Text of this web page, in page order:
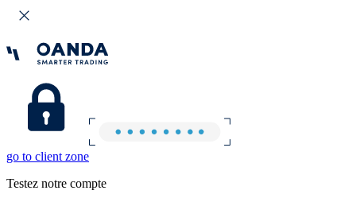
go to client zone
Testez notre compte